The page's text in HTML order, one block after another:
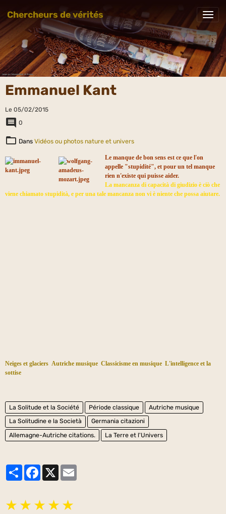
Chercheurs de vérités
Emmanuel Kant
Le 05/02/2015
0
Dans Vidéos ou photos nature et univers
Le manque de bon sens est ce que l'on
appelle "stupidité", et pour un tel manque
rien n'existe qui puisse aider.
La mancanza di capacità di giudizio è ciò che
viene chiamato stupidità, e per una tale mancanza non vi è niente che possa aiutare.
Neiges et glaciers Autriche musique Classicisme en musique L'intelligence et la
sottise
La Solitude et la Société Période classique
Autriche musique
La Solitudine e la Società
Germania citazioni
Allemagne-Autriche citations.
La Terre et l'Univers
PartagerFacebook
★ ★ ★ ★ ★